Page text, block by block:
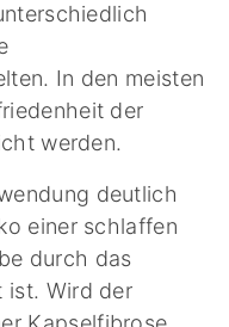
In den meisten
der
werden.
deutlich
einer schlaffen
durch das
ist. Wird der